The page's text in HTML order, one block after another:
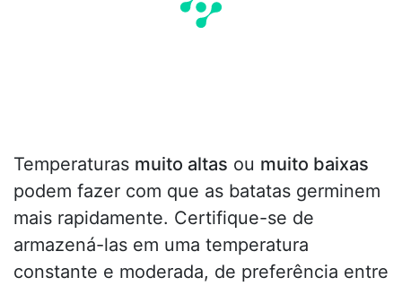
Temperaturas muito altas ou muito baixas
podem fazer com que as batatas germinem
mais rapidamente. Certifique-se de
armazená-las em uma temperatura
constante e moderada, de preferência entre